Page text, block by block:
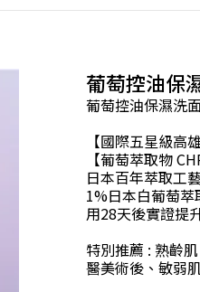
葡萄控油保
葡萄控油保濕洗
【國際五星級高
【葡萄萃取物
日本百年萃取工
1%日本白葡萄萃
用28天後實證提
特別推薦 : 熟齡
醫美術後、敏弱